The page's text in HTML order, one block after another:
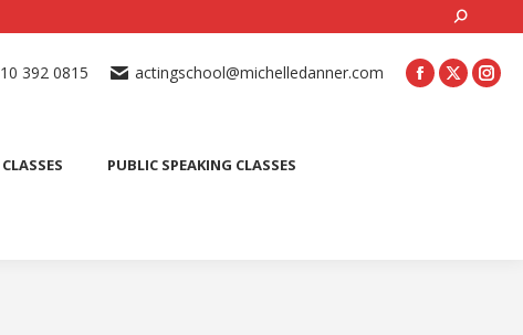
392 0815 actingschool@michelledanner.com
PUBLIC SPEAKING CLASSES
ONLINE ACTING CLASSES BEGINNER ACTING CLASSES
CONTACT US